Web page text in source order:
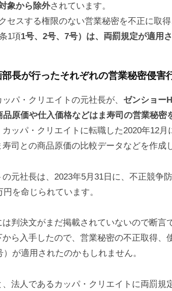
象から除外されています。
セスする権限のない営業秘密を不正に取
1項1号、2号、7号）は、両罰規定が適用
長が行ったそれぞれの営業秘密侵害
パ・クリエイトの元社長が、 ゼンショー
品原価や仕入価格などはま寿司の営業秘密
カッパ・クリエイトに転職した2020年12
司との商品原価の比較データなどを作成
元社長は、2023年5月31日に、不正競争
を命じられています。
判決文がまだ掲載されていないので断言
ら入手したので、営業秘密の不正取得、
が適用されたのかもしれません。
、法人であるカッパ・クリエイトに両罰規